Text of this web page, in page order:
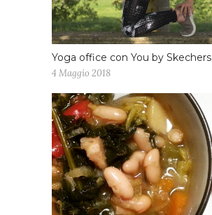
Yoga office con You by Skechers
4 Maggio 2018